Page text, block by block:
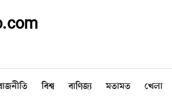
বিশ্ব বাণিজ্য মতামত খেলা